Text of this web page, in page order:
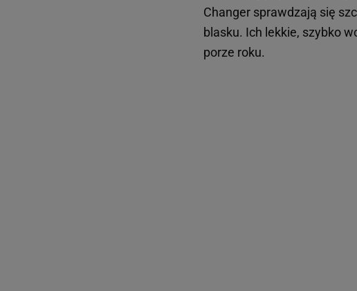
Changer sprawdzają się
blasku. Ich lekkie, szybko
porze roku.